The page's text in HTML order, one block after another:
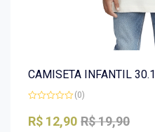
CAMISETA INFANTIL 30.1
0
de
(0)
R$19,90
R$ 12,90